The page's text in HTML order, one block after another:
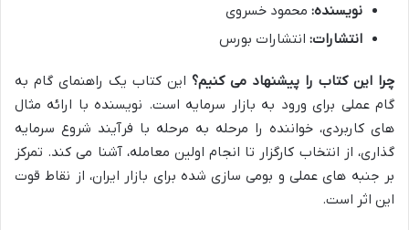
نویسنده: محمود خسروی
انتشارات: انتشارات بورس
چرا این کتاب را پیشنهاد می کنیم؟ این کتاب یک راهنمای گام به
گام عملی برای ورود به بازار سرمایه است. نویسنده با ارائه مثال
های کاربردی، خواننده را مرحله به مرحله با فرآیند شروع سرمایه
گذاری، از انتخاب کارگزار تا انجام اولین معامله، آشنا می کند. تمرکز
بر جنبه های عملی و بومی سازی شده برای بازار ایران، از نقاط قوت
این اثر است.